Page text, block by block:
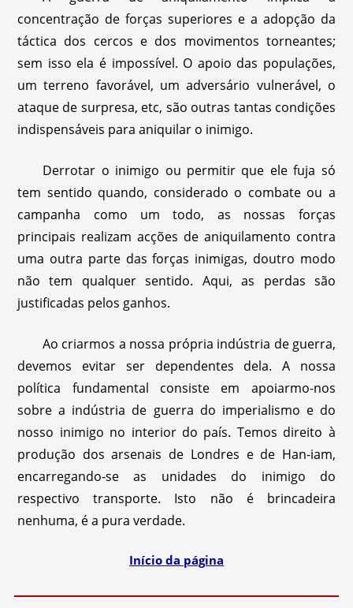
concentração de forças superiores e a adopção da
táctica dos cercos e dos movimentos torneantes;
sem isso ela é impossível. O apoio das populações,
um terreno favorável, um adversário vulnerável, o
ataque de surpresa, etc, são outras tantas condições
indispensáveis para aniquilar o inimigo.
Derrotar o inimigo ou permitir que ele fuja só
tem sentido quando, considerado o combate ou a
campanha como um todo, as nossas forças
principais realizam acções de aniquilamento contra
uma outra parte das forças inimigas, doutro modo
não tem qualquer sentido. Aqui, as perdas são
justificadas pelos ganhos.
Ao criarmos a nossa própria indústria de guerra,
devemos evitar ser dependentes dela. A nossa
política fundamental consiste em apoiarmo-nos
sobre a indústria de guerra do imperialismo e do
nosso inimigo no interior do país. Temos direito à
produção dos arsenais de Londres e de Han-iam,
encarregando-se as unidades do inimigo do
respectivo transporte. Isto não é brincadeira
nenhuma, é a pura verdade.
Início da página